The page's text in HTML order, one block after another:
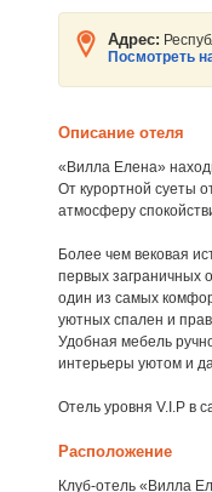
Адрес:
Посмотреть
Описание отеля
«Вилла Елена»
От курортной суеты
атмосферу
Более чем вековая
первых заграничных
один из самых
уютных спален и
Удобная мебель
интерьеры уютом и
Отель уровня V.I.P в
Расположение
Клуб-отель «Вилла